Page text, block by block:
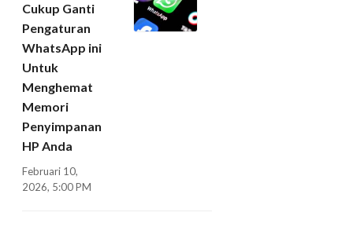
Cukup Ganti
Pengaturan
WhatsApp ini
Untuk
Menghemat
Memori
Penyimpanan
HP Anda
Februari 10,
2026, 5:00 PM